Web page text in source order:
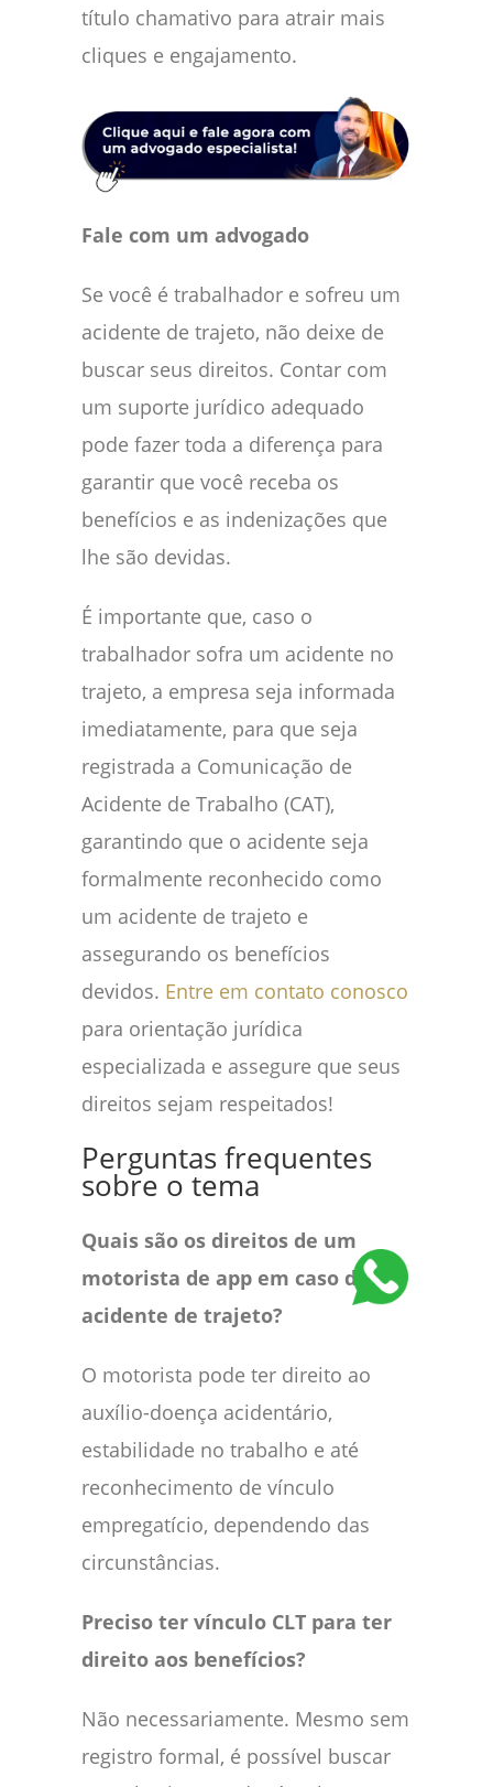
título chamativo para atrair mais
cliques e engajamento.
Fale com um advogado
Se você é trabalhador e sofreu um
acidente de trajeto, não deixe de
buscar seus direitos. Contar com
um suporte jurídico adequado
pode fazer toda a diferença para
garantir que você receba os
benefícios e as indenizações que
lhe são devidas.
É importante que, caso o
trabalhador sofra um acidente no
trajeto, a empresa seja informada
imediatamente, para que seja
registrada a Comunicação de
Acidente de Trabalho (CAT),
garantindo que o acidente seja
formalmente reconhecido como
um acidente de trajeto e
assegurando os benefícios
devidos. Entre em contato conosco
para orientação jurídica
especializada e assegure que seus
direitos sejam respeitados!
Perguntas frequentes
sobre o tema
Quais são os direitos de um
motorista de app em caso de
acidente de trajeto?
O motorista pode ter direito ao
auxílio-doença acidentário,
estabilidade no trabalho e até
reconhecimento de vínculo
empregatício, dependendo das
circunstâncias.
Preciso ter vínculo CLT para ter
direito aos benefícios?
Não necessariamente. Mesmo sem
registro formal, é possível buscar